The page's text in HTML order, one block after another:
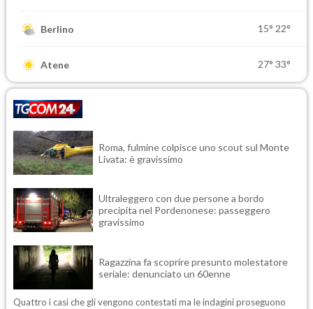
Berlino 15° 22°
Atene 27° 33°
Roma, fulmine colpisce uno scout sul Monte
Livata: è gravissimo
Ultraleggero con due persone a bordo
precipita nel Pordenonese: passeggero
gravissimo
Ragazzina fa scoprire presunto molestatore
seriale: denunciato un 60enne
Quattro i casi che gli vengono contestati ma le indagini proseguono